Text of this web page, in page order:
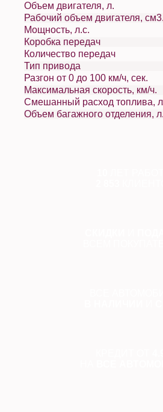
Объем двигателя, л.
Рабочий объем двигателя, см3.
Мощность, л.с.
Коробка передач
Количество передач
Тип привода
Разгон от 0 до 100 км/ч, сек.
Максимальная скорость, км/ч.
Смешанный расход топлива,
Объем багажного отделения, л.